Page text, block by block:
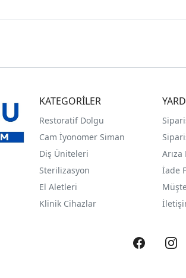
KATEGORİLER
Restoratif Dolgu
Cam İyonomer Siman
Diş Üniteleri
Sterilizasyon
El Aletleri
Klinik Cihazlar
Arıza
İade